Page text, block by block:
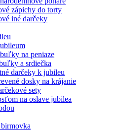
zápichy do torty
iné darčeky
na peniaze
a srdiečka
darčeky k jubileu
dosky na krájanie
sety
na oslave jubilea